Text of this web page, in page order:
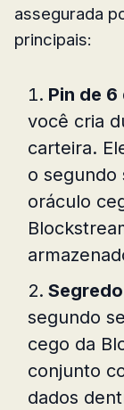
assegurada
principais:
Pin de
você cria
carteira.
o segundo
oráculo
segundo
cego da
conjunto
dados